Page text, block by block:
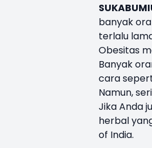
banyak
terlalu
Obesitas
Banyak
cara
Namun,
Jika Anda
herbal
of India.